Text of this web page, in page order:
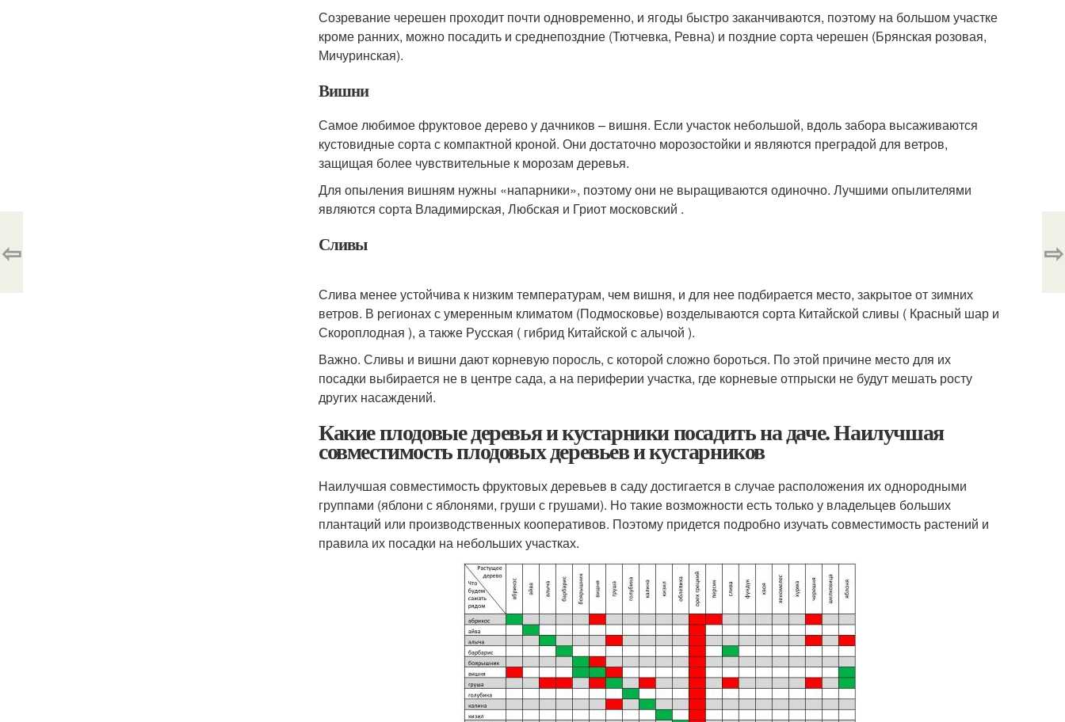
Созревание черешен проходит почти одновременно, и ягоды быстро заканчиваются, поэтому на большом участке
кроме ранних, можно посадить и среднепоздние (Тютчевка, Ревна) и поздние сорта черешен (Брянская розовая,
Мичуринская).
Вишни
Самое любимое фруктовое дерево у дачников – вишня. Если участок небольшой, вдоль забора высаживаются
кустовидные сорта с компактной кроной. Они достаточно морозостойки и являются преградой для ветров,
защищая более чувствительные к морозам деревья.
Для опыления вишням нужны «напарники», поэтому они не выращиваются одиночно. Лучшими опылителями
являются сорта Владимирская, Любская и Гриот московский .
Сливы
Слива менее устойчива к низким температурам, чем вишня, и для нее подбирается место, закрытое от зимних
ветров. В регионах с умеренным климатом (Подмосковье) возделываются сорта Китайской сливы ( Красный шар и
Скороплодная ), а также Русская ( гибрид Китайской с алычой ).
Важно. Сливы и вишни дают корневую поросль, с которой сложно бороться. По этой причине место для их
посадки выбирается не в центре сада, а на периферии участка, где корневые отпрыски не будут мешать росту
других насаждений.
Какие плодовые деревья и кустарники посадить на даче. Наилучшая
совместимость плодовых деревьев и кустарников
Наилучшая совместимость фруктовых деревьев в саду достигается в случае расположения их однородными
группами (яблони с яблонями, груши с грушами). Но такие возможности есть только у владельцев больших
плантаций или производственных кооперативов. Поэтому придется подробно изучать совместимость растений и
правила их посадки на небольших участках.
⇦ ⇨